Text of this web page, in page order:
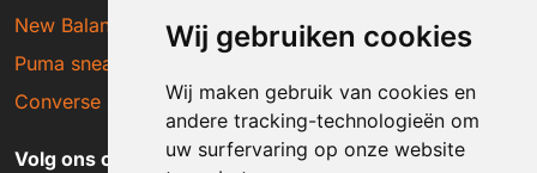
Wij gebruiken cookies
Wij maken gebruik van cookies en
andere tracking-technologieën om
uw surfervaring op onze website
New Balance sneakers
Puma sneakers
Converse sneakers
Volg ons op social media